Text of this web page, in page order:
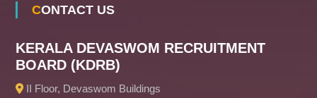
CONTACT US
KERALA DEVASWOM RECRUITMENT
BOARD (KDRB)
II Floor, Devaswom Buildings